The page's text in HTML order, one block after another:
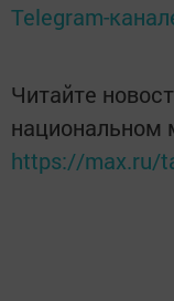
Telegram-
Читайте
национальном
https://max.ru/